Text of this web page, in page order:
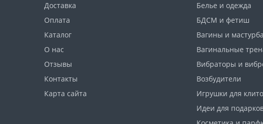
Доставка
Оплата
Каталог
О нас
Отзывы
Контакты
Карта сайта
Белье и одежда
БДСМ и фетиш
Вагины и
Вагинальные
Вибраторы и
Возбудители
Игрушки для
Идеи для